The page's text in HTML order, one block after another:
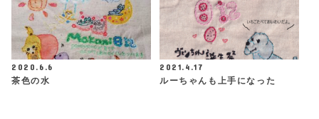
2020.6.6
茶色の水
2021.4.17
ルーちゃんも上手になった